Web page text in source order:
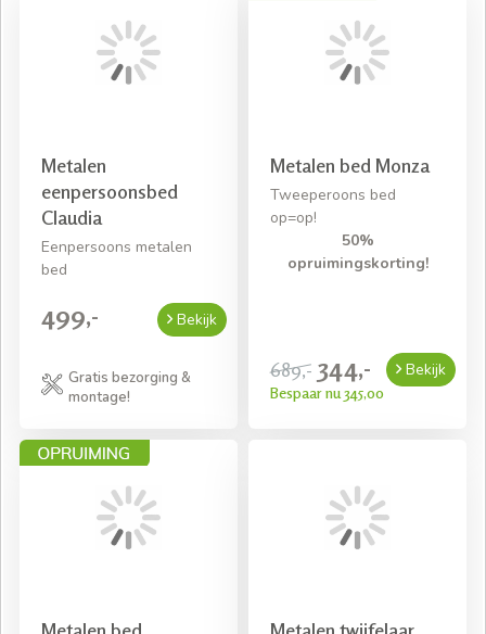
Metalen
eenpersoonsbed
Claudia
Eenpersoons metalen
bed
499,- Bekijk
Gratis bezorging &
montage!
Metalen bed Monza
Tweeperoons bed
op=op!
50%
opruimingskorting!
689,- 344,-
Bespaar nu 345,00
Bekijk